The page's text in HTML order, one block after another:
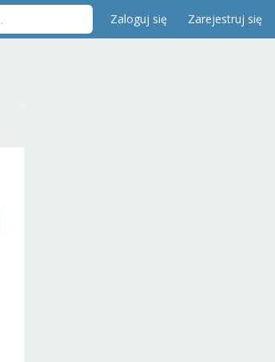
Zaloguj się Zarejestruj się